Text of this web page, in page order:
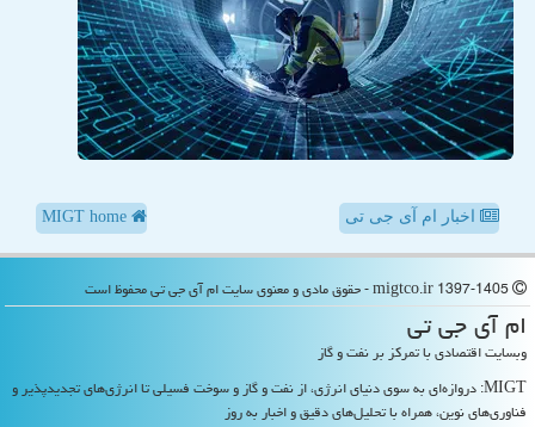
اخبار ام آی جی تی
ام آی جی تی
وبسایت اقتصادی با تمرکز بر نفت و گاز
MIGT: دروازه‌ای به سوی دنیای انرژی، از نفت و گاز و سوخت فسیلی تا انرژی‌های تجدیدپذیر و
فناوری‌های نوین، همراه با تحلیل‌های دقیق و اخبار به روز